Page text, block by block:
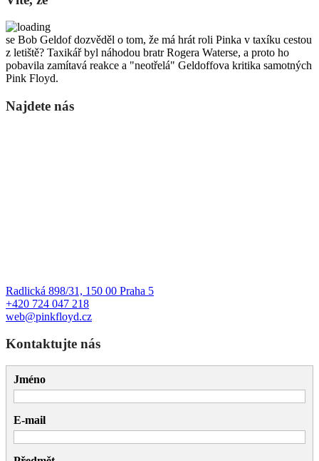
se Bob Geldof dozvěděl o tom, že má hrát roli Pinka v taxíku cestou
z letiště? Taxikář byl náhodou bratr Rogera Waterse, a proto ho
pobavila zamítavá reakce a "neotřelá" Geldoffova kritika samotných
Pink Floyd.
Najdete nás
Radlická 898/31, 150 00 Praha 5
+420 724 047 218
web@pinkfloyd.cz
Kontaktujte nás
Jméno
E-mail